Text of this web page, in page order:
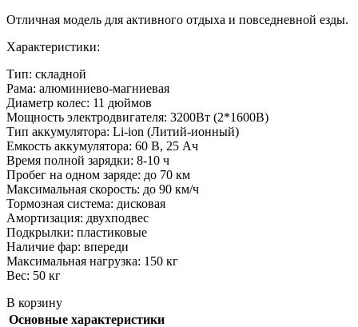
Отличная модель для активного отдыха и повседневной езды.
Характеристики:
Тип: складной
Рама: алюминиево-магниевая
Диаметр колес: 11 дюймов
Мощность электродвигателя: 3200Вт (2*1600В)
Тип аккумулятора: Li-ion (Литий-ионный)
Емкость аккумулятора: 60 В, 25 Ач
Время полной зарядки: 8-10 ч
Пробег на одном заряде: до 70 км
Максимальная скорость: до 90 км/ч
Тормозная система: дисковая
Амортизация: двухподвес
Подкрылки: пластиковые
Наличие фар: впереди
Максимальная нагрузка: 150 кг
Вес: 50 кг
В корзину
Основные характеристики